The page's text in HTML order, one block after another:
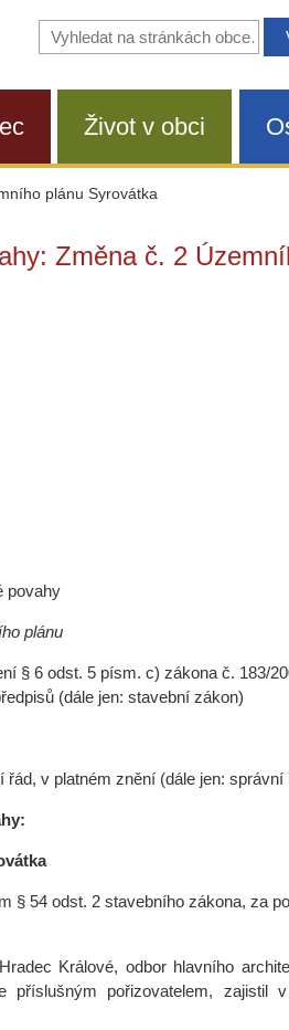
Vyhledávání
na
Život v obci
plánu Syrovátka
Změna č. 2
povahy
plánu
§ 6 odst. 5 písm. c) zákona č. 183/
(dále jen: stavební zákon)
v platném znění (dále jen: správní
§ 54 odst. 2 stavebního zákona, za
Králové, odbor hlavního
pořizovatelem, zajistil v